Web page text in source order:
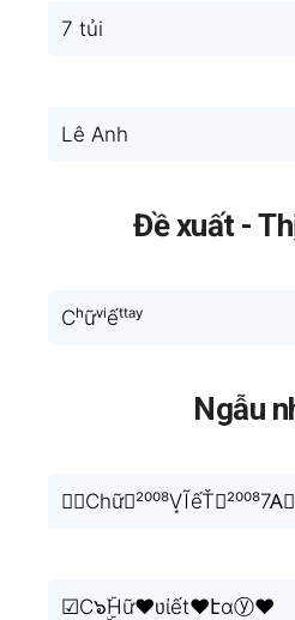
7 tủi
Lê Anh
Đề xuất -
Cʰữᵛⁱếᵗᵗᵃʸ
Ngẫu
☑C๖ۣۜHữ❤ʋίết❤էɑⓨ♥